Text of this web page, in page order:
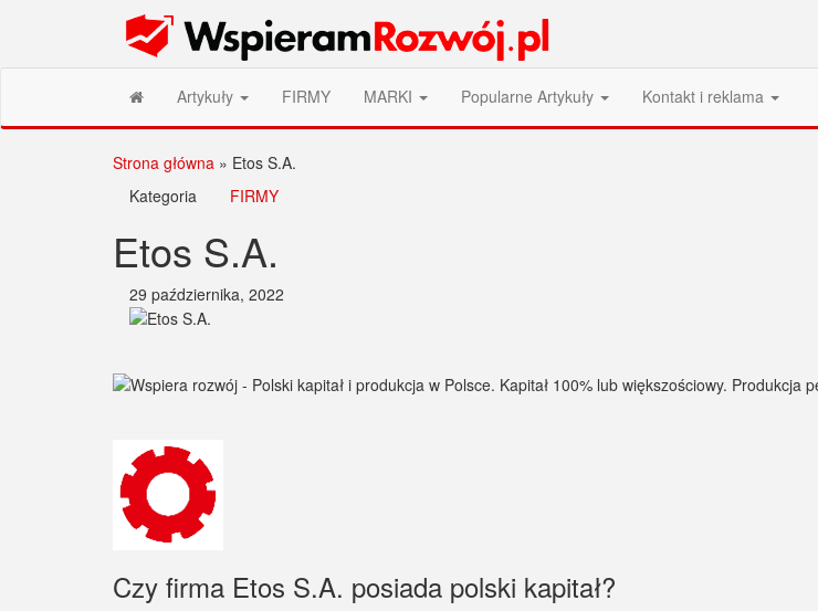
Wspieram Rozwój PL
Artykuły FIRMY MARKI Popularne Artykuły Kontakt i reklama
Strona główna » Etos S.A.
Kategoria
FIRMY
Etos S.A.
29 października, 2022
Czy firma Etos S.A. posiada polski kapitał?